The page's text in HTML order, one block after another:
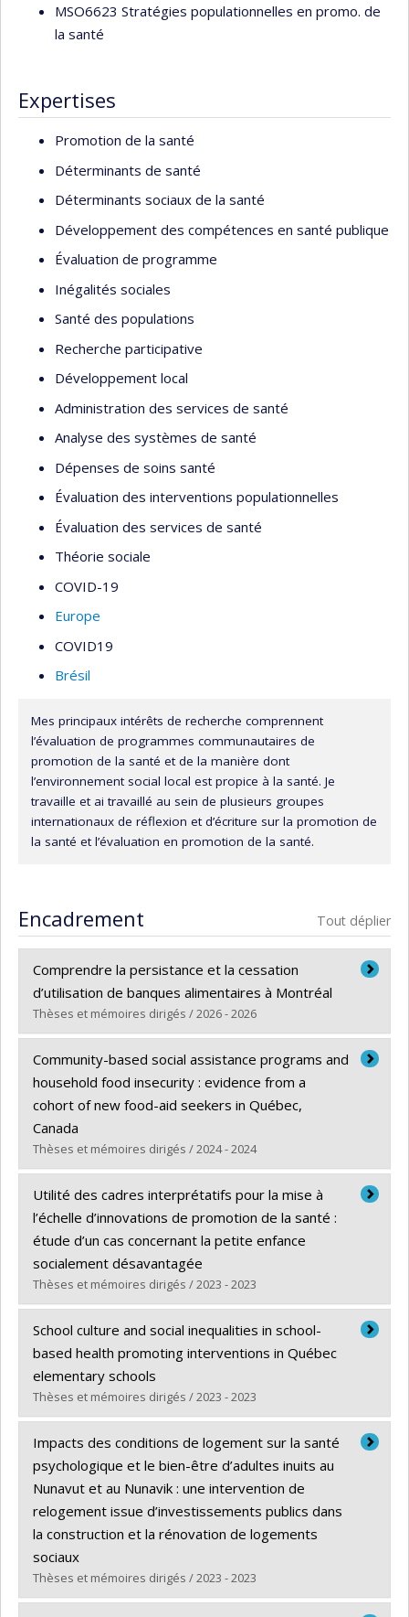
MSO6623 Stratégies populationnelles en promo. de
la santé
Expertises
Promotion de la santé
Déterminants de santé
Déterminants sociaux de la santé
Développement des compétences en santé publique
Évaluation de programme
Inégalités sociales
Santé des populations
Recherche participative
Développement local
Administration des services de santé
Analyse des systèmes de santé
Dépenses de soins santé
Évaluation des interventions populationnelles
Évaluation des services de santé
Théorie sociale
COVID-19
Europe
COVID19
Brésil
Mes principaux intérêts de recherche comprennent
l’évaluation de programmes communautaires de
promotion de la santé et de la manière dont
l’environnement social local est propice à la santé. Je
travaille et ai travaillé au sein de plusieurs groupes
internationaux de réflexion et d’écriture sur la promotion de
la santé et l’évaluation en promotion de la santé.
Encadrement Tout déplier
Comprendre la persistance et la cessation
d’utilisation de banques alimentaires à Montréal
Thèses et mémoires dirigés / 2026 - 2026
Diplômé(e) :Lesage, Annika
Cycle :Maîtrise
Diplôme obtenu :M. Sc.
Lien vers le document dans Papyrus
Community-based social assistance programs and
household food insecurity : evidence from a
cohort of new food-aid seekers in Québec,
Canada
Thèses et mémoires dirigés / 2024 - 2024
Diplômé(e) :Pérez Isaza, Elsury Johanna
Cycle :Doctorat
Diplôme obtenu :Ph. D.
Lien vers le document dans Papyrus
Utilité des cadres interprétatifs pour la mise à
l’échelle d’innovations de promotion de la santé :
étude d’un cas concernant la petite enfance
socialement désavantagée
Thèses et mémoires dirigés / 2023 - 2023
Diplômé(e) :Larouche, Annie
Cycle :Doctorat
Diplôme obtenu :Ph. D.
Lien vers le document dans Papyrus
School culture and social inequalities in school-
based health promoting interventions in Québec
elementary schools
Thèses et mémoires dirigés / 2023 - 2023
Diplômé(e) :Kalubi-Lukusa, Jodi Cécile
Cycle :Doctorat
Diplôme obtenu :Ph. D.
Lien vers le document dans Papyrus
Impacts des conditions de logement sur la santé
psychologique et le bien-être d’adultes inuits au
Nunavut et au Nunavik : une intervention de
relogement issue d’investissements publics dans
la construction et la rénovation de logements
sociaux
Thèses et mémoires dirigés / 2023 - 2023